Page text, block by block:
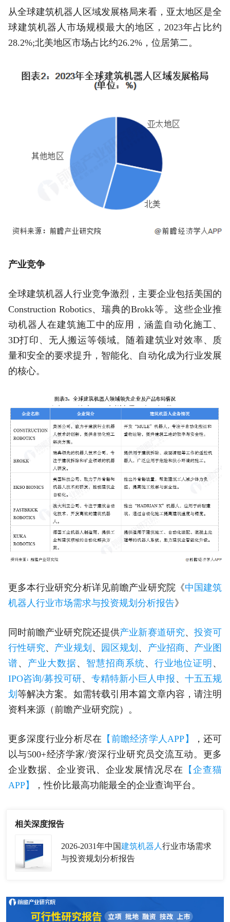
从全球建筑机器人区域发展格局来看，亚太地区是全
球建筑机器人市场规模最大的地区，2023年占比约
28.2%;北美地区市场占比约26.2%，位居第二。
产业竞争
全球建筑机器人行业竞争激烈，主要企业包括美国的
Construction Robotics、瑞典的Brokk等。这些企业推
动机器人在建筑施工中的应用，涵盖自动化施工、
3D打印、无人搬运等领域。随着建筑业对效率、质
量和安全的要求提升，智能化、自动化成为行业发展
的核心。
更多本行业研究分析详见前瞻产业研究院《中国建筑
机器人行业市场需求与投资规划分析报告》
同时前瞻产业研究院还提供产业新赛道研究、投资可
行性研究、 产业规划 、 园区规划 、 产业招商、 产业图
谱、 产业大数据、 智慧招商系统、 行业地位证明 、
IPO咨询/募投可研、 专精特新小巨人申报 、 十五五规
划 等解决方案。如需转载引用本篇文章内容，请注明
资料来源（前瞻产业研究院）。
更多深度行业分析尽在 【前瞻经济学人APP】
，还可
以与500+经济学家/资深行业研究员交流互动。更多
企业数据、企业资讯、企业发展情况尽在
【企查猫
APP】
，性价比最高功能最全的企业查询平台。
相关深度报告
2026-2031年中国建筑机器人 行业市场需求
与投资规划分析报告